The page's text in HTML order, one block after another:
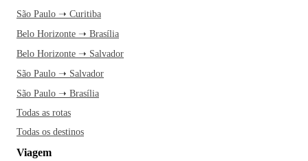
São Paulo ➝ Curitiba
Belo Horizonte ➝ Brasília
Belo Horizonte ➝ Salvador
São Paulo ➝ Salvador
São Paulo ➝ Brasília
Todas as rotas
Todas os destinos
Viagem